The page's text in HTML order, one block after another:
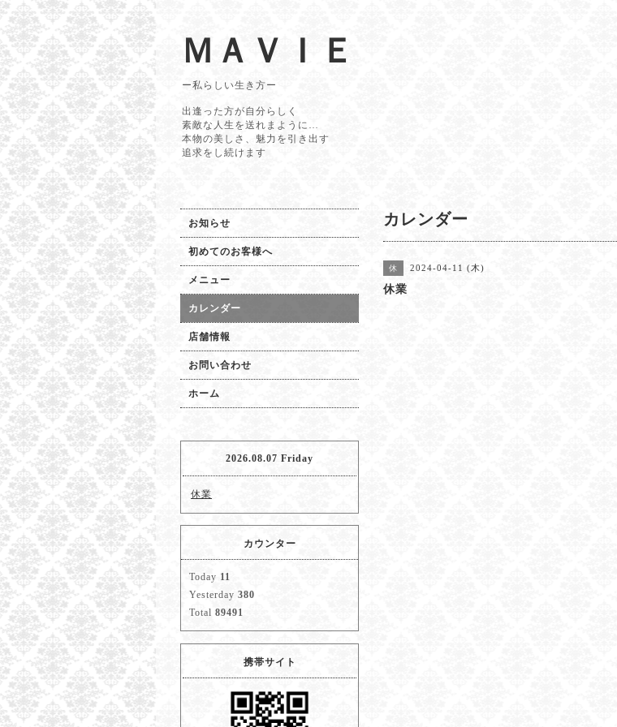
ＭＡＶＩＥ
ー私らしい生き方ー
出逢った方が自分らしく
素敵な人生を送れまように…
本物の美しさ、魅力を引き出す
追求をし続けます
カレンダー
休 2024-04-11 (木)
休業
お知らせ
初めてのお客様へ
メニュー
カレンダー
店舗情報
お問い合わせ
ホーム
2026.08.07 Friday
休業
カウンター
Today 11
Yesterday 380
Total 89491
携帯サイト